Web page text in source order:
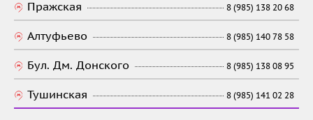
Пражская 8 (985) 138 20 68
Алтуфьево 8 (985) 140 78 58
Бул. Дм. Донского 8 (985) 138 08 95
Тушинская 8 (985) 141 02 28